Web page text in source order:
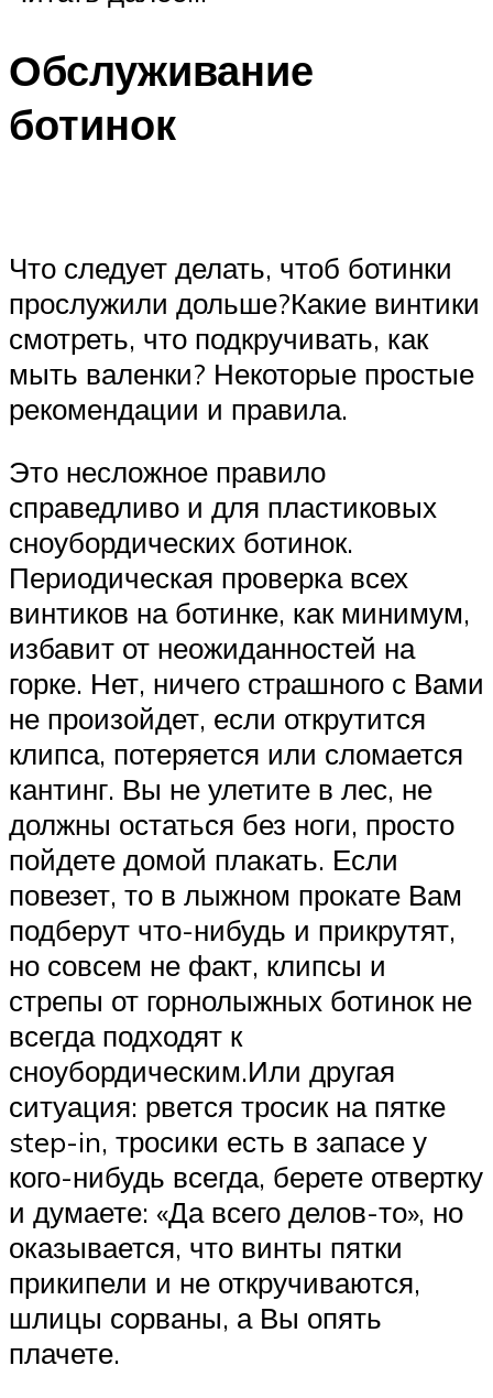
Обслуживание
ботинок
Что следует делать, чтоб ботинки
прослужили дольше?Какие винтики
смотреть, что подкручивать, как
мыть валенки? Некоторые простые
рекомендации и правила.
Это несложное правило
справедливо и для пластиковых
сноубордических ботинок.
Периодическая проверка всех
винтиков на ботинке, как минимум,
избавит от неожиданностей на
горке. Нет, ничего страшного с Вами
не произойдет, если открутится
клипса, потеряется или сломается
кантинг. Вы не улетите в лес, не
должны остаться без ноги, просто
пойдете домой плакать. Если
повезет, то в лыжном прокате Вам
подберут что-нибудь и прикрутят,
но совсем не факт, клипсы и
стрепы от горнолыжных ботинок не
всегда подходят к
сноубордическим.Или другая
ситуация: рвется тросик на пятке
step-in, тросики есть в запасе у
кого-нибудь всегда, берете отвертку
и думаете: «Да всего делов-то», но
оказывается, что винты пятки
прикипели и не откручиваются,
шлицы сорваны, а Вы опять
плачете.